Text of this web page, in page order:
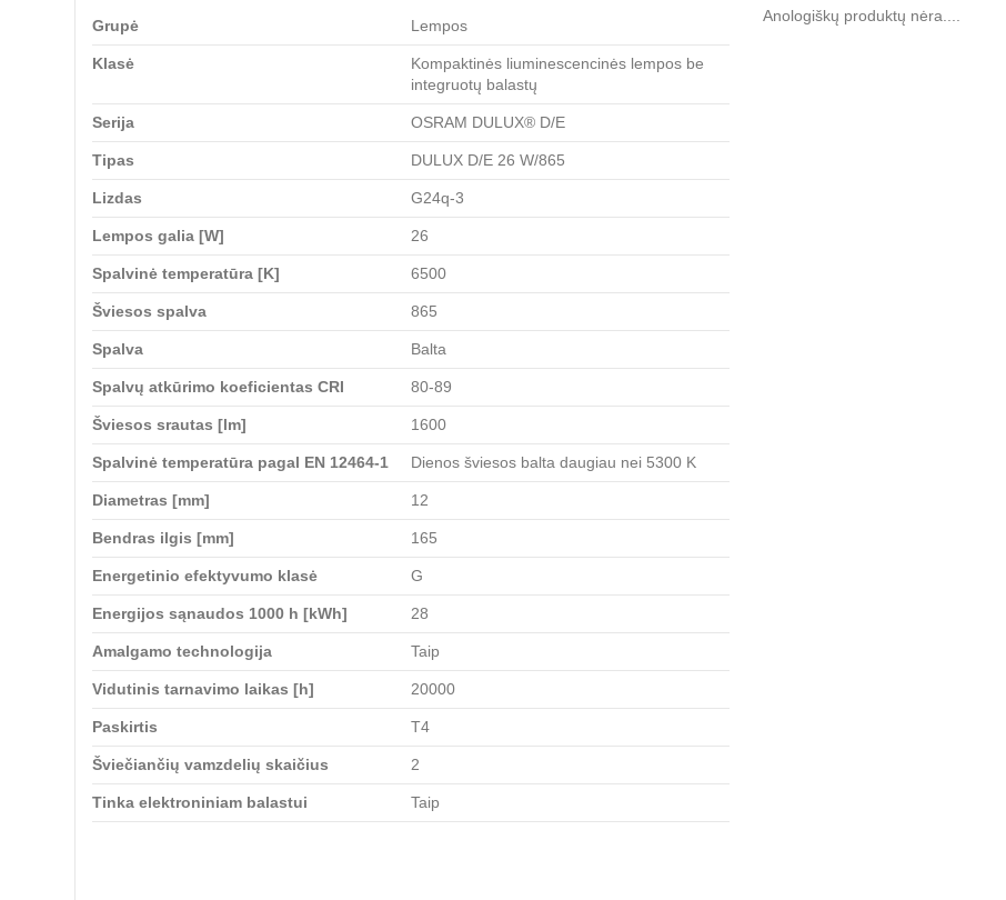
Grupė Lempos
Klasė
Kompaktinės liuminescencinės lempos be
integruotų balastų
Serija OSRAM DULUX® D/E
Tipas DULUX D/E 26 W/865
Lizdas G24q-3
Lempos galia [W] 26
Spalvinė temperatūra [K] 6500
Šviesos spalva 865
Spalva Balta
Spalvų atkūrimo koeficientas CRI 80-89
Šviesos srautas [lm] 1600
Spalvinė temperatūra pagal EN 12464-1 Dienos šviesos balta daugiau nei 5300 K
Diametras [mm] 12
Bendras ilgis [mm] 165
Energetinio efektyvumo klasė G
Energijos sąnaudos 1000 h [kWh] 28
Amalgamo technologija Taip
Vidutinis tarnavimo laikas [h] 20000
Paskirtis T4
Šviečiančių vamzdelių skaičius 2
Tinka elektroniniam balastui Taip
Anologiškų produktų nėra....